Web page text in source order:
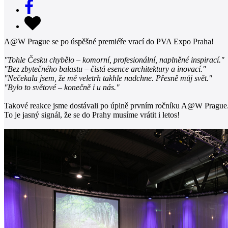
A@W Prague se po úspěšné premiéře vrací do PVA Expo Praha!
"Tohle Česku chybělo – komorní, profesionální, naplněné inspirací."
"Bez zbytečného balastu – čistá esence architektury a inovací."
"Nečekala jsem, že mě veletrh takhle nadchne. Přesně můj svět."
"Bylo to světové – konečně i u nás."
Takové reakce jsme dostávali po úplně prvním ročníku A@W
To je jasný signál, že se do Prahy musíme vrátit i letos!